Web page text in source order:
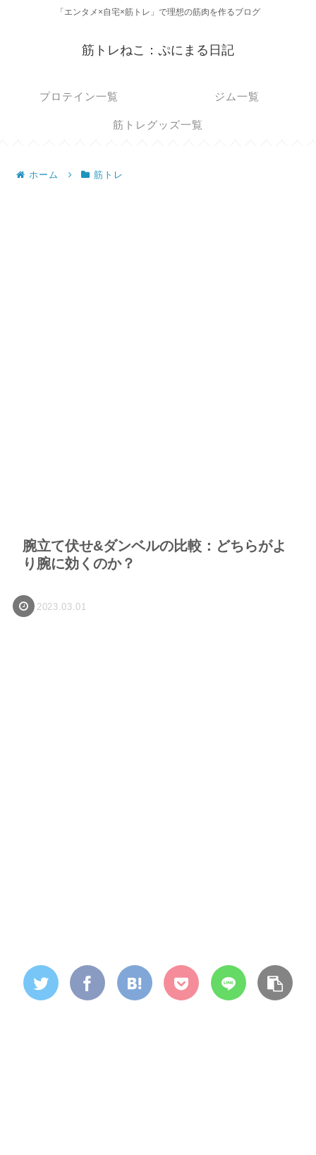
「エンタメ×自宅×筋トレ」で理想の筋肉を作るブログ
筋トレねこ：ぷにまる日記
プロテイン一覧 ジム一覧
筋トレグッズ一覧
ホーム 筋トレ
腕立て伏せ&ダンベルの比較：どちらがよ
り腕に効くのか？
2023.03.01